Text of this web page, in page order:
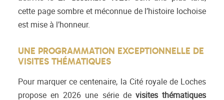
cette page sombre et méconnue de l’histoire lochoise
est mise à l’honneur.
UNE PROGRAMMATION EXCEPTIONNELLE DE
VISITES THÉMATIQUES
Pour marquer ce centenaire, la Cité royale de Loches
propose en 2026 une série de visites thématiques